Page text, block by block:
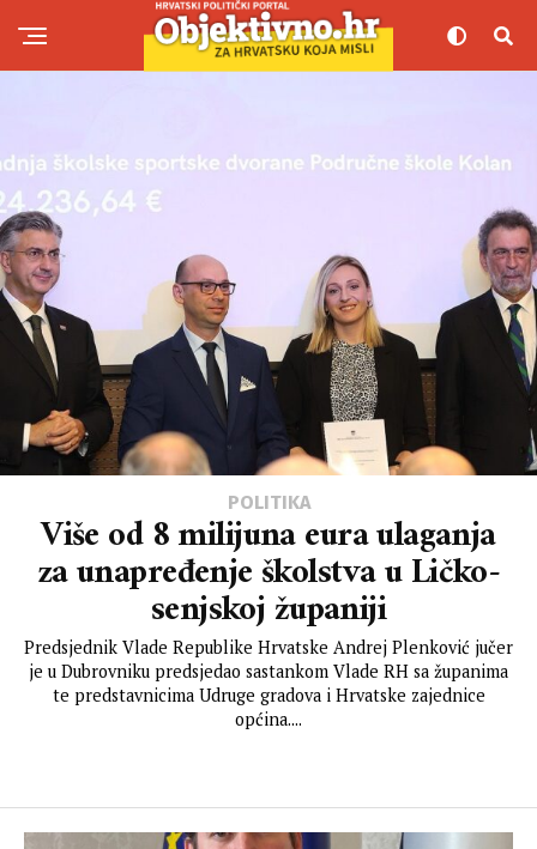
POLITIKA
Više od 8 milijuna eura ulaganja
za unapređenje školstva u Ličko-
senjskoj županiji
Predsjednik Vlade Republike Hrvatske Andrej Plenković jučer
je u Dubrovniku predsjedao sastankom Vlade RH sa županima
te predstavnicima Udruge gradova i Hrvatske zajednice
općina....